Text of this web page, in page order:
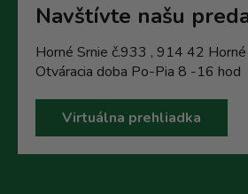
Navštívte našu
Horné Srnie č.933 , 914 42 Horné
Otváracia doba Po-Pia 8 -16 hod
Virtuálna prehliadka